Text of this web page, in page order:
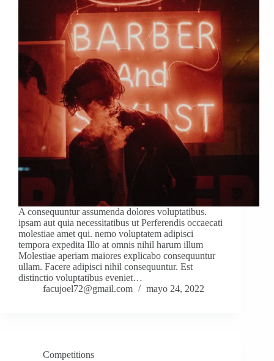
A consequuntur assumenda dolores voluptatibus.
ipsam aut quia necessitatibus ut Perferendis occaecati
molestiae amet qui. nemo voluptatem adipisci
tempora expedita Illo at omnis nihil harum illum
Molestiae aperiam maiores explicabo consequuntur
ullam. Facere adipisci nihil consequuntur. Est
distinctio voluptatibus eveniet…
facujoel72@gmail.com
mayo 24, 2022
Competitions